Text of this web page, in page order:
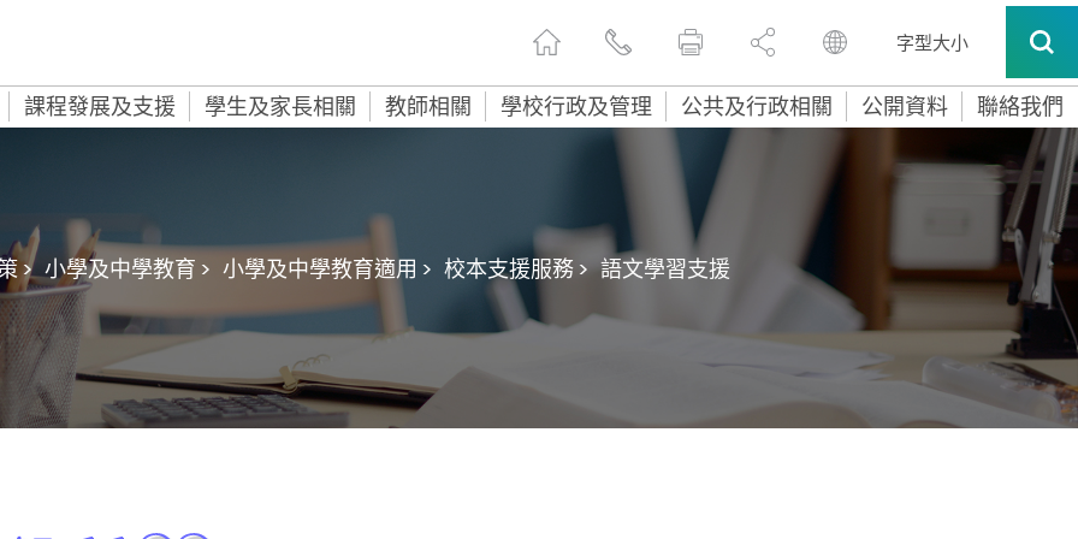
字型大小
課程發展及支援 學生及家長相關 教師相關 學校行政及管理 公共及行政相關 公開資料 聯絡我們
> 小學及中學教育 > 小學及中學教育適用 > 校本支援服務 > 語文學習支援